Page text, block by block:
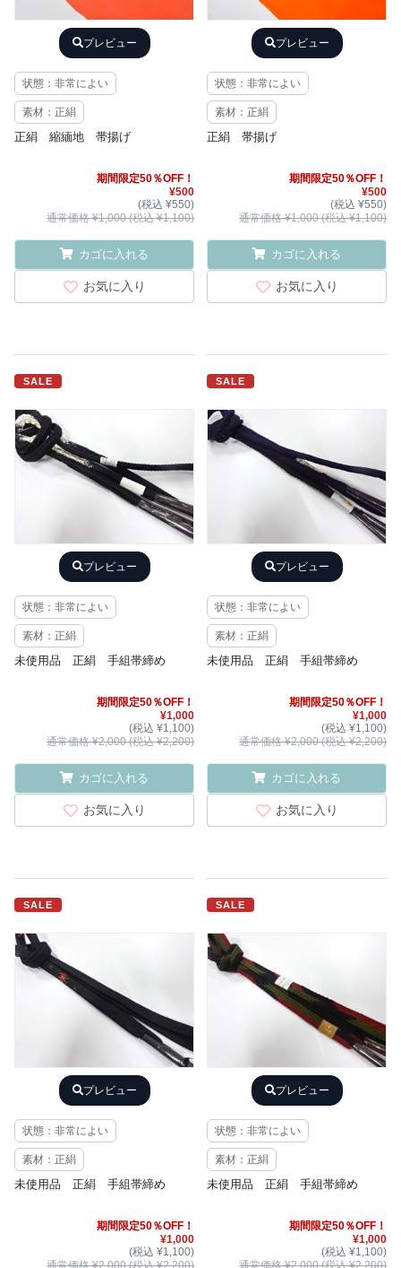
プレビュー
状態：非常によい
素材：正絹
正絹 縮緬地 帯揚げ
期間限定50％OFF！
¥500
(税込 ¥550)
通常価格 ¥1,000 (税込 ¥1,100)
カゴに入れる
お気に入り
プレビュー
状態：非常によい
素材：正絹
正絹 帯揚げ
期間限定50％OFF！
¥500
(税込 ¥550)
通常価格 ¥1,000 (税込 ¥1,100)
カゴに入れる
お気に入り
SALE
プレビュー
状態：非常によい
素材：正絹
未使用品 正絹 手組帯締め
期間限定50％OFF！
¥1,000
(税込 ¥1,100)
通常価格 ¥2,000 (税込 ¥2,200)
カゴに入れる
お気に入り
SALE
プレビュー
状態：非常によい
素材：正絹
未使用品 正絹 手組帯締め
期間限定50％OFF！
¥1,000
(税込 ¥1,100)
通常価格 ¥2,000 (税込 ¥2,200)
カゴに入れる
お気に入り
SALE
プレビュー
状態：非常によい
素材：正絹
未使用品 正絹 手組帯締め
期間限定50％OFF！
¥1,000
(税込 ¥1,100)
SALE
プレビュー
状態：非常によい
素材：正絹
未使用品 正絹 手組帯締め
期間限定50％OFF！
¥1,000
(税込 ¥1,100)